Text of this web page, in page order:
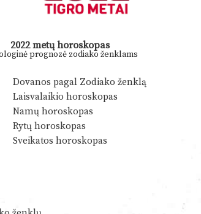
2022 metų horoskopas
prognozė zodiako ženklams
Dovanos pagal Zodiako ženklą
Laisvalaikio horoskopas
Namų horoskopas
Rytų horoskopas
Sveikatos horoskopas